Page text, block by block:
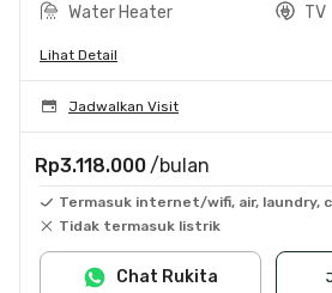
Water Heater
TV
Lihat Detail
Jadwalkan Visit
Rp3.118.000 /bulan
Termasuk internet/wifi, air, laundry,
Tidak termasuk listrik
Chat Rukita